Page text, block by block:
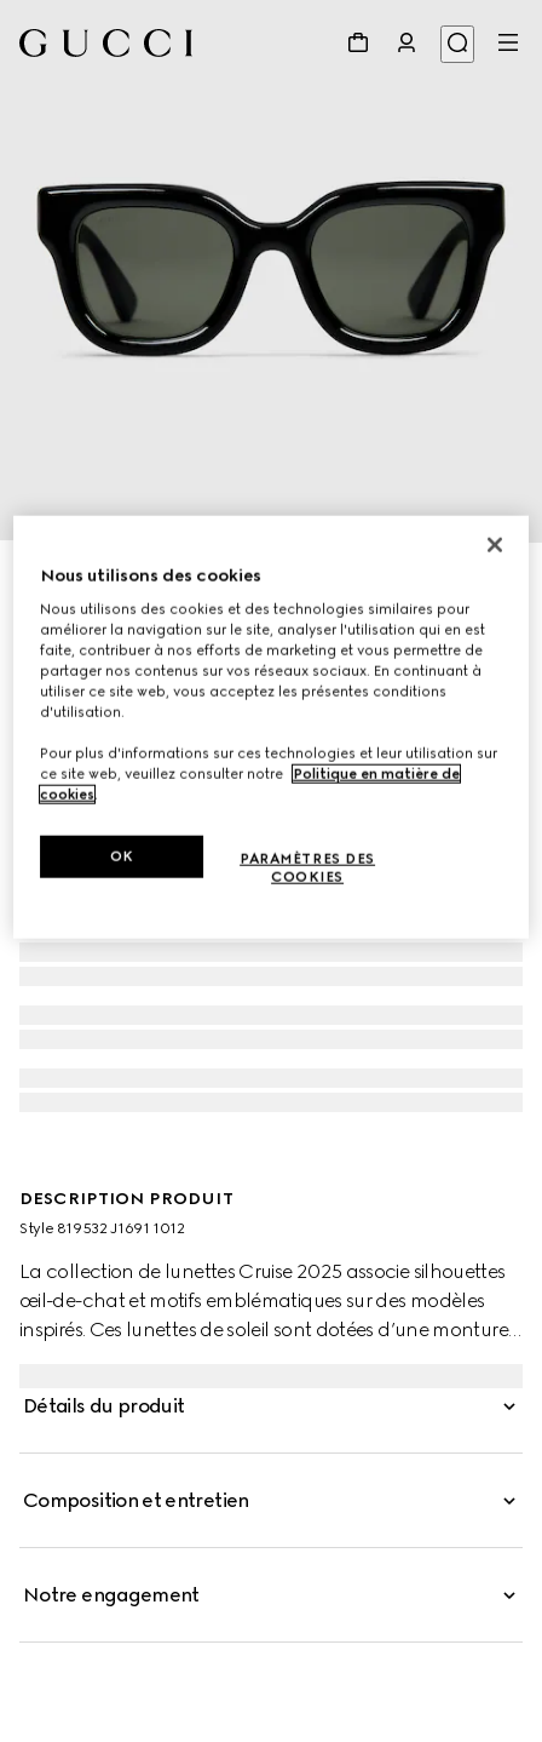
Lunettes de soleil rondes
€ 270
Déclinaisonsnoir
DESCRIPTION PRODUIT
Style ‎819532 J1691 1012
La collection de lunettes Cruise 2025 associe silhouettes
œil-de-chat et motifs emblématiques sur des modèles
inspirés. Ces lunettes de soleil sont dotées d’une monture
Détails du produit
Composition et entretien
Notre engagement
Nous utilisons des cookies
Nous utilisons des cookies et des technologies similaires pour
améliorer la navigation sur le site, analyser l'utilisation qui en est
faite, contribuer à nos efforts de marketing et vous permettre de
partager nos contenus sur vos réseaux sociaux. En continuant à
utiliser ce site web, vous acceptez les présentes conditions
d'utilisation.
Pour plus d'informations sur ces technologies et leur utilisation sur
ce site web, veuillez consulter notre
Politique en matière de
cookies.
PARAMÈTRES DES
COOKIES
OK